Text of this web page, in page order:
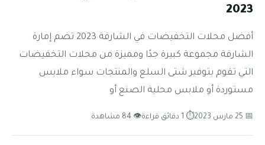
2023
أفضل محلات التخفيضات في الشارقة 2023 تضم إمارة
الشارقة مجموعة كبيرة جدًا ومميزة من محلات التخفيضات
التي تقوم بتوفير شتى السلع والمنتجات سواء ملابس
مستوردة أو ملابس محلية الصنع أو
📅 25 مارس 2023 ⏱ 1 دقائق قراءة 👁 84 مشاهدة